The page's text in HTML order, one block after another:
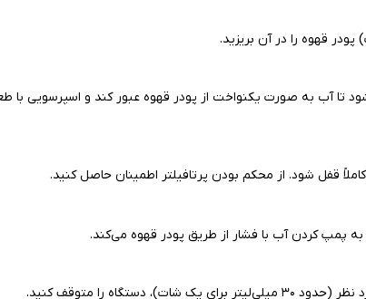
تا آب به صورت یکنواخت از پودر قهوه عبور کند و اسپرسویی با
قفل شود. از محکم بودن پرتافیلتر اطمینان حاصل کنید.